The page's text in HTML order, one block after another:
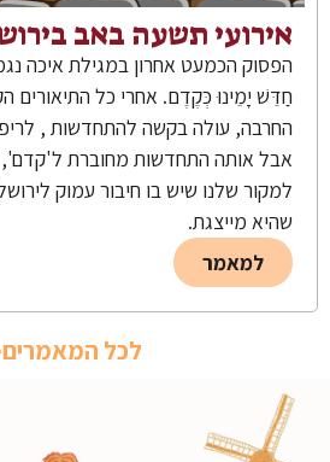
אירועי תשעה באב
הפסוק הכמעט אחרון במגילת איכה
חַדֵּשׁ יָמֵינוּ כְּקֶדֶם. אחרי כל התיאורים
החרבה, עולה בקשה להתחדשות ,
אבל אותה התחדשות מחוברת ל'קדם',
למקור שלנו שיש בו חיבור עמוק
שהיא מייצגת.
למאמר
לכל המאמרים